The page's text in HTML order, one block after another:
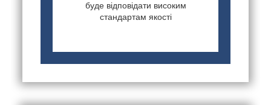
буде відповідати високим
стандартам якості